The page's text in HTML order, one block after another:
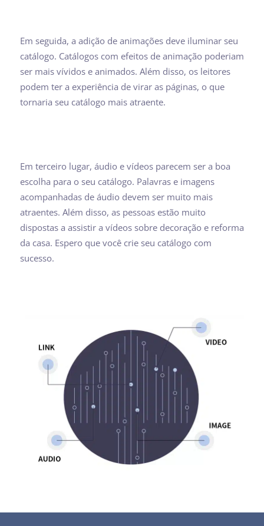
Em seguida, a adição de animações deve iluminar seu
catálogo. Catálogos com efeitos de animação poderiam
ser mais vívidos e animados. Além disso, os leitores
podem ter a experiência de virar as páginas, o que
tornaria seu catálogo mais atraente.
Em terceiro lugar, áudio e vídeos parecem ser a boa
escolha para o seu catálogo. Palavras e imagens
acompanhadas de áudio devem ser muito mais
atraentes. Além disso, as pessoas estão muito
dispostas a assistir a vídeos sobre decoração e reforma
da casa. Espero que você crie seu catálogo com
sucesso.